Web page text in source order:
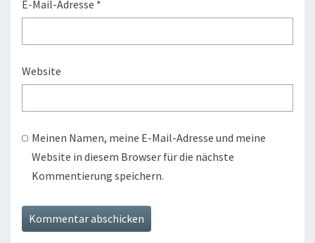
E-Mail-Adresse *
Website
Meinen Namen, meine E-Mail-Adresse und meine
Website in diesem Browser für die nächste
Kommentierung speichern.